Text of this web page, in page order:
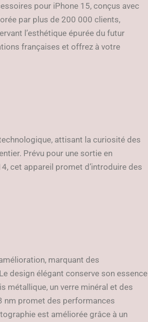
pour iPhone 15, conçus avec
par plus de 200 000 clients,
l’esthétique épurée du futur
françaises et offrez à votre
attisant la curiosité des
Prévu pour une sortie en
cet appareil promet d’introduire des
marquant des
design élégant conserve son essence
métallique, un verre minéral et des
nm promet des performances
est améliorée grâce à un